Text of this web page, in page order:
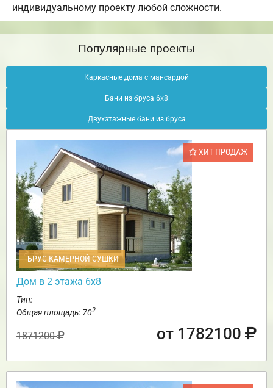
индивидуальному проекту любой сложности.
Популярные проекты
Каркасные дома с мансардой
Бани из бруса 6х8
Двухэтажные бани из бруса
ХИТ ПРОДАЖ
БРУС КАМЕРНОЙ СУШКИ
Дом в 2 этажа 6х8
Тип:
Общая площадь: 702
1871200 от 1782100